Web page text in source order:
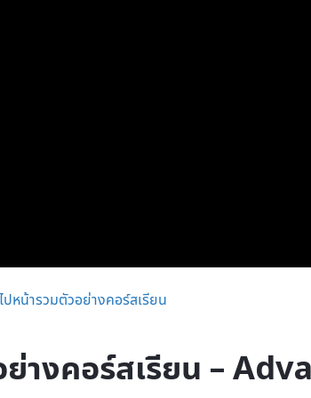
ปหน้ารวมตัวอย่างคอร์สเรียน
ย่างคอร์สเรียน –